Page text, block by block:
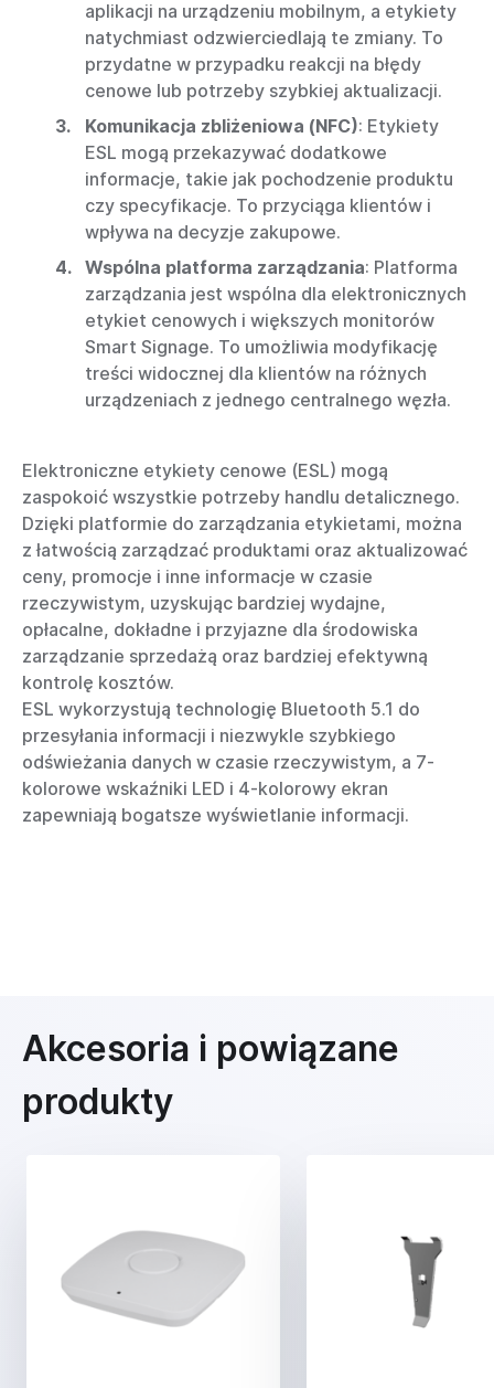
aplikacji na urządzeniu mobilnym, a etykiety
natychmiast odzwierciedlają te zmiany. To
przydatne w przypadku reakcji na błędy
cenowe lub potrzeby szybkiej aktualizacji.
Komunikacja zbliżeniowa (NFC): Etykiety
ESL mogą przekazywać dodatkowe
informacje, takie jak pochodzenie produktu
czy specyfikacje. To przyciąga klientów i
wpływa na decyzje zakupowe.
Wspólna platforma zarządzania: Platforma
zarządzania jest wspólna dla elektronicznych
etykiet cenowych i większych monitorów
Smart Signage. To umożliwia modyfikację
treści widocznej dla klientów na różnych
urządzeniach z jednego centralnego węzła.
Elektroniczne etykiety cenowe (ESL) mogą
zaspokoić wszystkie potrzeby handlu detalicznego.
Dzięki platformie do zarządzania etykietami, można
z łatwością zarządzać produktami oraz aktualizować
ceny, promocje i inne informacje w czasie
rzeczywistym, uzyskując bardziej wydajne,
opłacalne, dokładne i przyjazne dla środowiska
zarządzanie sprzedażą oraz bardziej efektywną
kontrolę kosztów.
ESL wykorzystują technologię Bluetooth 5.1 do
przesyłania informacji i niezwykle szybkiego
odświeżania danych w czasie rzeczywistym, a 7-
kolorowe wskaźniki LED i 4-kolorowy ekran
zapewniają bogatsze wyświetlanie informacji.
Akcesoria i powiązane
produkty